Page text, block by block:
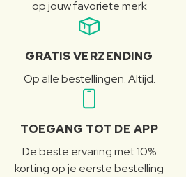
op jouw favoriete merk
GRATIS VERZENDING
Op alle bestellingen. Altijd.
TOEGANG TOT DE APP
De beste ervaring met 10%
korting op je eerste bestelling